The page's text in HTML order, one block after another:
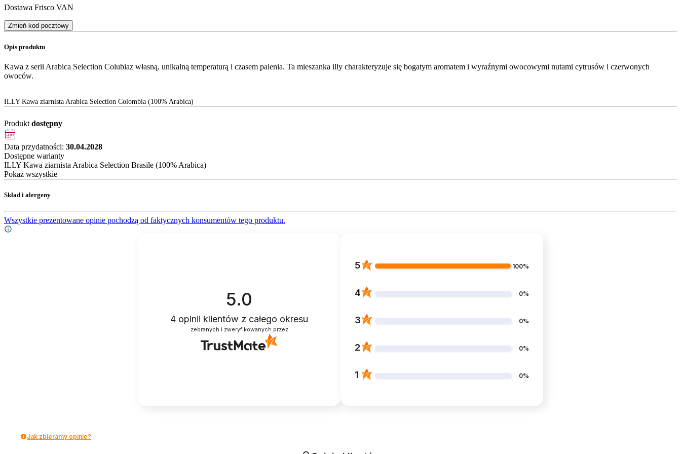
Dostawa Frisco VAN
Zmień kod pocztowy
Opis produktu
Kawa z serii Arabica Selection Colubiaz własną, unikalną temperaturą i czasem palenia. Ta mieszanka illy charakteryzuje się bogatym aromatem i wyraźnymi owocowymi nutami cytrusów i czerwonych
owoców.
ILLY Kawa ziarnista Arabica Selection Colombia (100% Arabica)
Produkt dostępny
Data przydatności: 30.04.2028
Dostępne warianty
ILLY Kawa ziarnista Arabica Selection Brasile (100% Arabica)
Pokaż wszystkie
Skład i alergeny
Wszystkie prezentowane opinie pochodzą od faktycznych konsumentów tego produktu.
5.0
4 opinii klientów z całego okresu
zebranych i zweryfikowanych przez
5 100%
4 0%
3 0%
2 0%
1 0%
Jak zbieramy opinie?